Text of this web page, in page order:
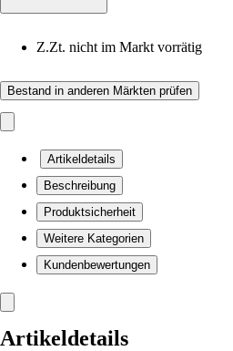
Z.Zt. nicht im Markt vorrätig
Bestand in anderen Märkten prüfen
Artikeldetails
Beschreibung
Produktsicherheit
Weitere Kategorien
Kundenbewertungen
Artikeldetails